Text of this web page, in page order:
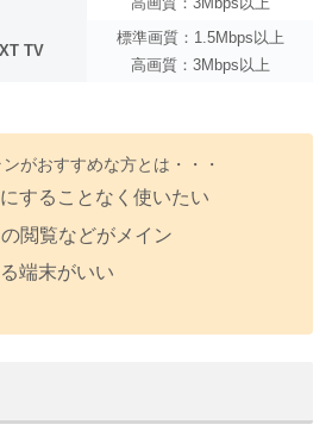
TV
標準画質：1.5Mbps以上
高画質：3Mbps以上
がおすすめな方とは・・・
することなく使いたい
閲覧などがメイン
端末がいい